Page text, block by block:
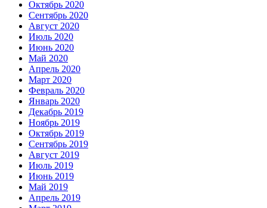
Октябрь 2020
Сентябрь 2020
Август 2020
Июль 2020
Июнь 2020
Май 2020
Апрель 2020
Март 2020
Февраль 2020
Январь 2020
Декабрь 2019
Ноябрь 2019
Октябрь 2019
Сентябрь 2019
Август 2019
Июль 2019
Июнь 2019
Май 2019
Апрель 2019